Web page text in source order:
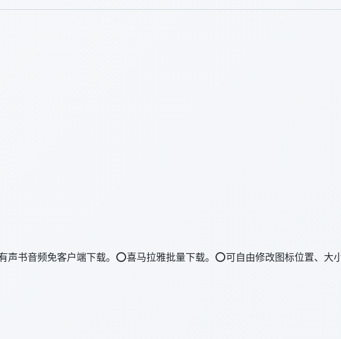
书音频免客户端下载。⭕喜马拉雅批量下载。⭕可自由修改图标位置、大